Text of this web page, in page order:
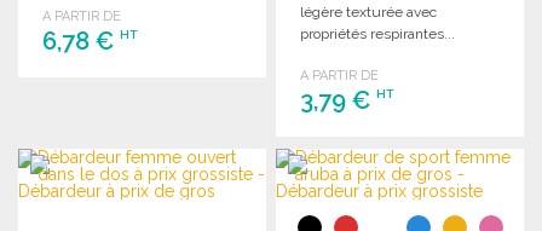
A PARTIR DE
6,78 € HT
légère texturée avec
propriétés respirantes...
A PARTIR DE
3,79 €HT
COMMANDER
Demander un devis